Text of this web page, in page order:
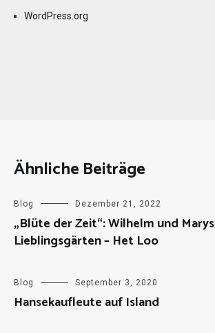
WordPress.org
Ähnliche Beiträge
Blog Dezember 21, 2022
„Blüte der Zeit“: Wilhelm und Marys
Lieblingsgärten – Het Loo
Blog September 3, 2020
Hansekaufleute auf Island